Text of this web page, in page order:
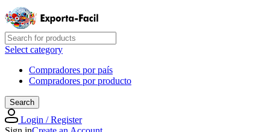
Select category
Compradores por país
Compradores por producto
Search
Login / Register